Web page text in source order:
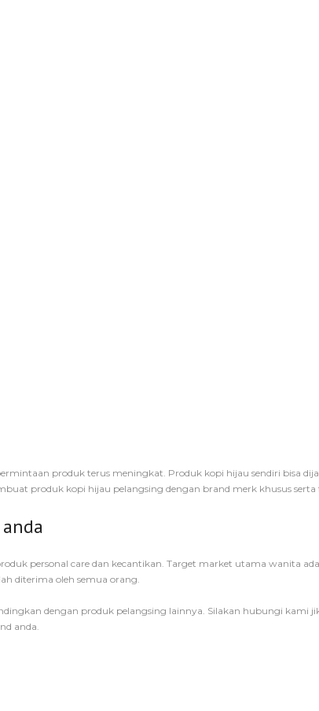
produk terus meningkat. Produk kopi hijau sendiri bisa
produk kopi hijau pelangsing dengan brand merk khusus
personal care dan kecantikan. Target market utama wanita
diterima oleh semua orang.
dengan produk pelangsing lainnya. Silakan hubungi
anda.